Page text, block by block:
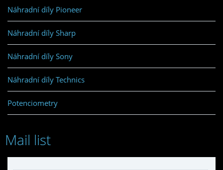
Náhradní díly Pioneer
Náhradní díly Sharp
Náhradní díly Sony
Náhradní díly Technics
Potenciometry
Mail list